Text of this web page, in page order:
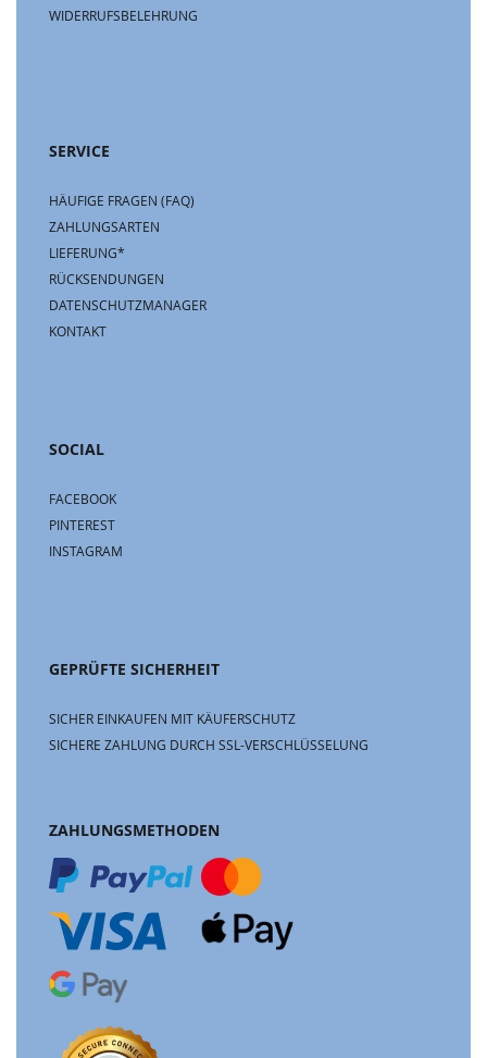
WIDERRUFSBELEHRUNG
SERVICE
HÄUFIGE FRAGEN (FAQ)
ZAHLUNGSARTEN
LIEFERUNG*
RÜCKSENDUNGEN
DATENSCHUTZMANAGER
KONTAKT
SOCIAL
FACEBOOK
PINTEREST
INSTAGRAM
GEPRÜFTE SICHERHEIT
SICHER EINKAUFEN MIT KÄUFERSCHUTZ
SICHERE ZAHLUNG DURCH SSL-VERSCHLÜSSELUNG
ZAHLUNGSMETHODEN